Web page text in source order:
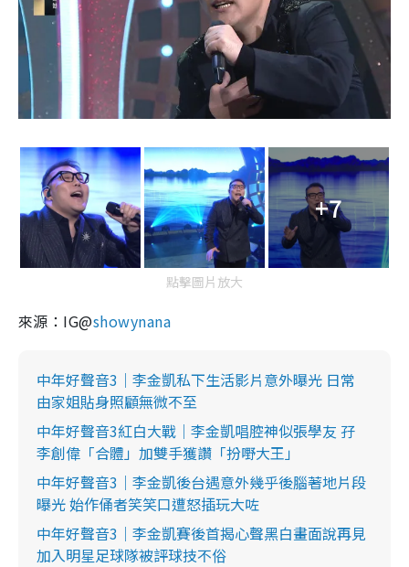
+7
點擊圖片放大
來源：IG@showynana
中年好聲音3｜李金凱私下生活影片意外曝光 日常
由家姐貼身照顧無微不至
中年好聲音3紅白大戰｜李金凱唱腔神似張學友 孖
李創偉「合體」加雙手獲讚「扮嘢大王」
中年好聲音3｜李金凱後台遇意外幾乎後腦著地片段
曝光 始作俑者笑笑口遭怒插玩大咗
中年好聲音3｜李金凱賽後首揭心聲黑白畫面說再見
加入明星足球隊被評球技不俗